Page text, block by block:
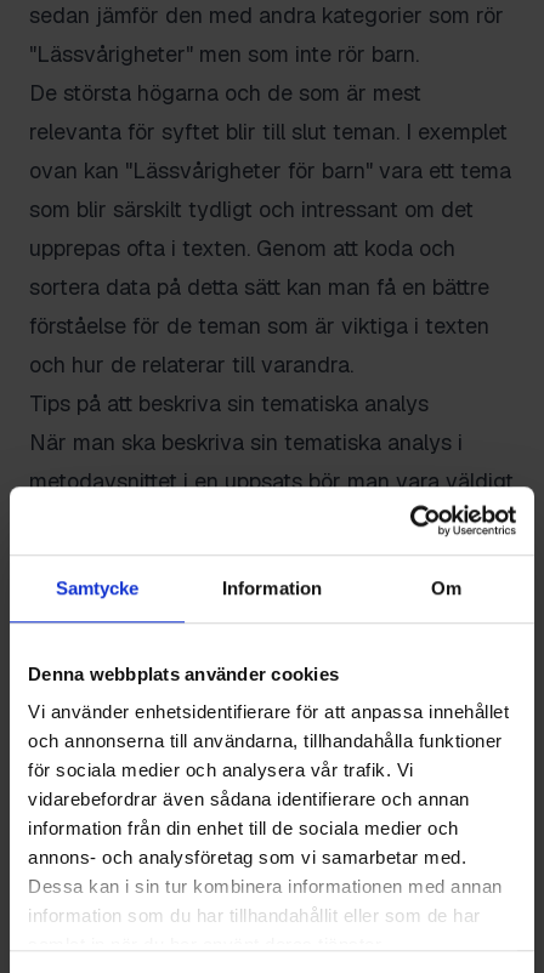
Samtycke Information Om
Denna webbplats använder cookies
Vi använder enhetsidentifierare för att anpassa innehållet
och annonserna till användarna, tillhandahålla funktioner
för sociala medier och analysera vår trafik. Vi
vidarebefordrar även sådana identifierare och annan
information från din enhet till de sociala medier och
annons- och analysföretag som vi samarbetar med.
Dessa kan i sin tur kombinera informationen med annan
information som du har tillhandahållit eller som de har
sedan jämför den med andra kategorier som rör
"Lässvårigheter" men som inte rör barn.
De största högarna och de som är mest
relevanta för syftet blir till slut teman. I exemplet
ovan kan "Lässvårigheter för barn" vara ett tema
som blir särskilt tydligt och intressant om det
upprepas ofta i texten. Genom att koda och
sortera data på detta sätt kan man få en bättre
förståelse för de teman som är viktiga i texten
och hur de relaterar till varandra.
Tips på att beskriva sin tematiska analys
När man ska beskriva sin tematiska analys i
metodavsnittet i en uppsats bör man vara väldigt
konkret och tydlig. Man bör beskriva exakt hur
man gjorde och inte bara något väldigt
svepande. Det är också viktigt att ha med
Här är ett exempel på hur man kan beskriva en
tematisk analys i ett metodavsnitt:
"I denna uppsats används en tematisk analys för
att undersöka teman i intervjumaterialet. För att
genomföra denna analys började jag med att
koda det kvalitativa materialet, det vill säga de
transkriberade intervjuerna. Först läste jag
igenom materialet och markerade sedan olika